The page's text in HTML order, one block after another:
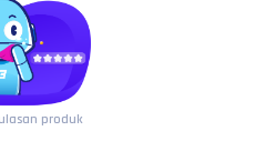
produk